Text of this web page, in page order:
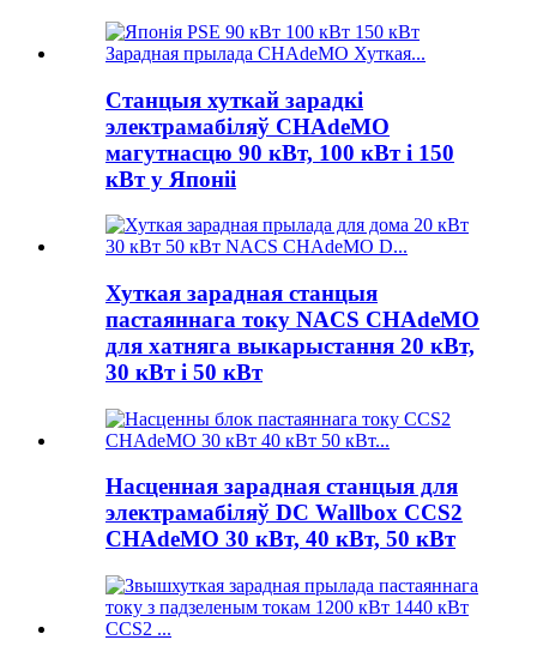
Станцыя хуткай зарадкі
электрамабіляў CHAdeMO
магутнасцю 90 кВт, 100 кВт і 150
кВт у Японіі
Хуткая зарадная станцыя
пастаяннага току NACS CHAdeMO
для хатняга выкарыстання 20 кВт,
30 кВт і 50 кВт
Насценная зарадная станцыя для
электрамабіляў DC Wallbox CCS2
CHAdeMO 30 кВт, 40 кВт, 50 кВт